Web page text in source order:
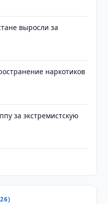
выросли за
наркотиков
за экстремистскую